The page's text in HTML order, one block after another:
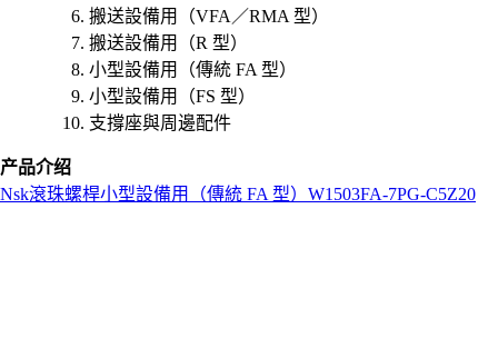
搬送設備用（VFA／RMA 型）
搬送設備用（R 型）
小型設備用（傳統 FA 型）
小型設備用（FS 型）
支撐座與周邊配件
产品介绍
Nsk滾珠螺桿小型設備用（傳統 FA 型） W1503FA-7PG-C5Z20